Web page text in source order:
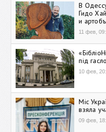
В
Гидо
и
11 фев,
під
10 фев,
Міс
взяла
09 фев,